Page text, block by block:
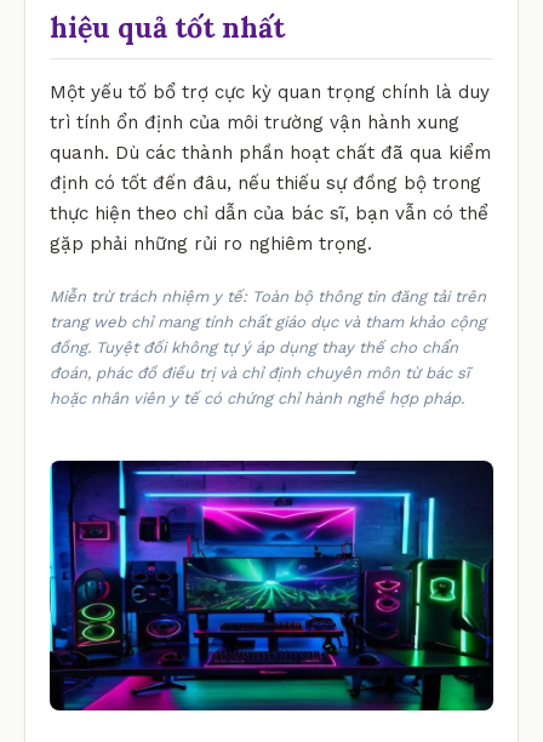
hiệu quả tốt nhất
Một yếu tố bổ trợ cực kỳ quan trọng chính là duy
trì tính ổn định của môi trường vận hành xung
quanh. Dù các thành phần hoạt chất đã qua kiểm
định có tốt đến đâu, nếu thiếu sự đồng bộ trong
thực hiện theo chỉ dẫn của bác sĩ, bạn vẫn có thể
gặp phải những rủi ro nghiêm trọng.
Miễn trừ trách nhiệm y tế: Toàn bộ thông tin đăng tải trên
trang web chỉ mang tính chất giáo dục và tham khảo cộng
đồng. Tuyệt đối không tự ý áp dụng thay thế cho chẩn
đoán, phác đồ điều trị và chỉ định chuyên môn từ bác sĩ
hoặc nhân viên y tế có chứng chỉ hành nghề hợp pháp.